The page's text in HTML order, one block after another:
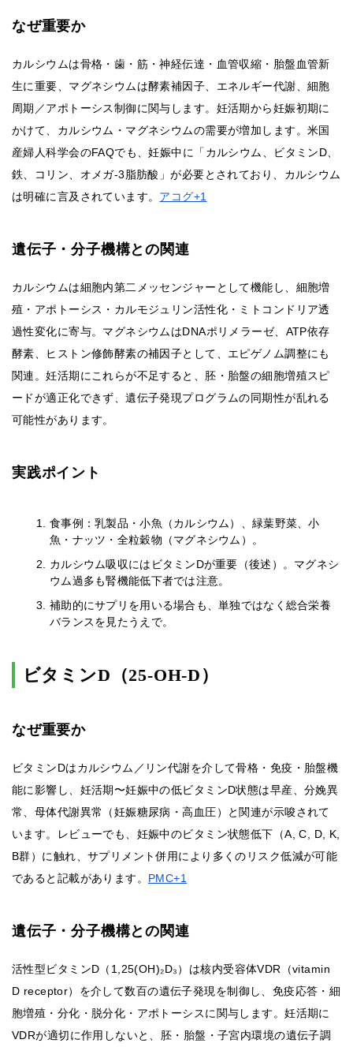
なぜ重要か
カルシウムは骨格・歯・筋・神経伝達・血管収縮・胎盤血管新
生に重要、マグネシウムは酵素補因子、エネルギー代謝、細胞
周期／アポトーシス制御に関与します。妊活期から妊娠初期に
かけて、カルシウム・マグネシウムの需要が増加します。米国
産婦人科学会のFAQでも、妊娠中に「カルシウム、ビタミンD、
鉄、コリン、オメガ-3脂肪酸」が必要とされており、カルシウム
は明確に言及されています。 アコグ+1
遺伝子・分子機構との関連
カルシウムは細胞内第二メッセンジャーとして機能し、細胞増
殖・アポトーシス・カルモジュリン活性化・ミトコンドリア透
過性変化に寄与。マグネシウムはDNAポリメラーゼ、ATP依存
酵素、ヒストン修飾酵素の補因子として、エピゲノム調整にも
関連。妊活期にこれらが不足すると、胚・胎盤の細胞増殖スピ
ードが適正化できず、遺伝子発現プログラムの同期性が乱れる
可能性があります。
実践ポイント
食事例：乳製品・小魚（カルシウム）、緑葉野菜、小
魚・ナッツ・全粒穀物（マグネシウム）。
カルシウム吸収にはビタミンDが重要（後述）。マグネシ
ウム過多も腎機能低下者では注意。
補助的にサプリを用いる場合も、単独ではなく総合栄養
バランスを見たうえで。
ビタミンD（25-OH-D）
なぜ重要か
ビタミンDはカルシウム／リン代謝を介して骨格・免疫・胎盤機
能に影響し、妊活期〜妊娠中の低ビタミンD状態は早産、分娩異
常、母体代謝異常（妊娠糖尿病・高血圧）と関連が示唆されて
います。レビューでも、妊娠中のビタミン状態低下（A, C, D, K,
B群）に触れ、サプリメント併用により多くのリスク低減が可能
であると記載があります。 PMC+1
遺伝子・分子機構との関連
活性型ビタミンD（1,25(OH)₂D₃）は核内受容体VDR（vitamin
D receptor）を介して数百の遺伝子発現を制御し、免疫応答・細
胞増殖・分化・脱分化・アポトーシスに関与します。妊活期に
VDRが適切に作用しないと、胚・胎盤・子宮内環境の遺伝子調